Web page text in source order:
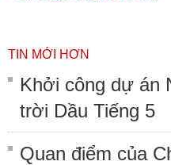
TIN MỚI HƠN
Khởi công dự án
trời Dầu Tiếng 5
Quan điểm của